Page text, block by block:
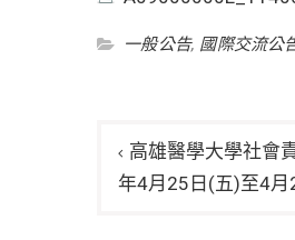
一般公告, 國際交流公
章
高雄醫學大學社會
年4月25日(五)至4月